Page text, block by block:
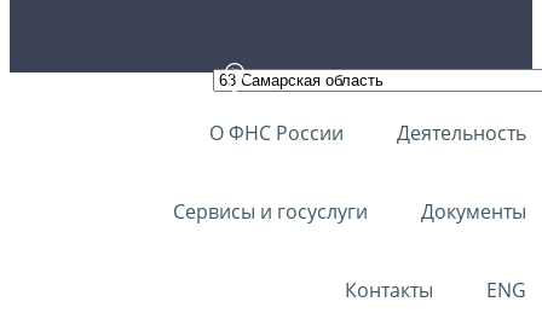
О ФНС России Деятельность
Сервисы и госуслуги Документы
Контакты ENG